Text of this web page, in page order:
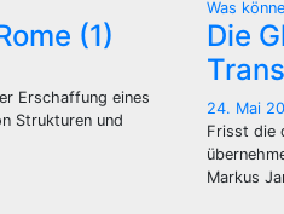
(1)
Erschaffung eines
Strukturen und
Was
Die
24. Mai
Frisst die
Markus